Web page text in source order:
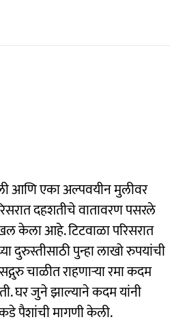
आणि एका अल्पवयीन मुलीवर
दहशतीचे वातावरण पसरले
केला आहे. टिटवाळा परिसरात
पुन्हा लाखो रुपयांची
चाळीत राहणाऱ्या रमा कदम
घर जुने झाल्याने कदम यांनी
पैशांची मागणी केली.